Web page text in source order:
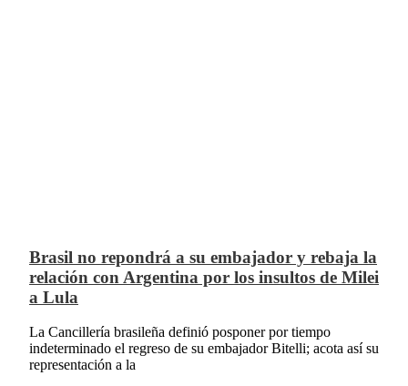
Brasil no repondrá a su embajador y rebaja la
relación con Argentina por los insultos de Milei
a Lula
La Cancillería brasileña definió posponer por tiempo
indeterminado el regreso de su embajador Bitelli; acota así su
representación a la